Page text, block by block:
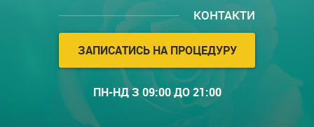
КОНТАКТИ
ЗАПИСАТИСЬ НА ПРОЦЕДУРУ
ПН-НД З 09:00 ДО 21:00